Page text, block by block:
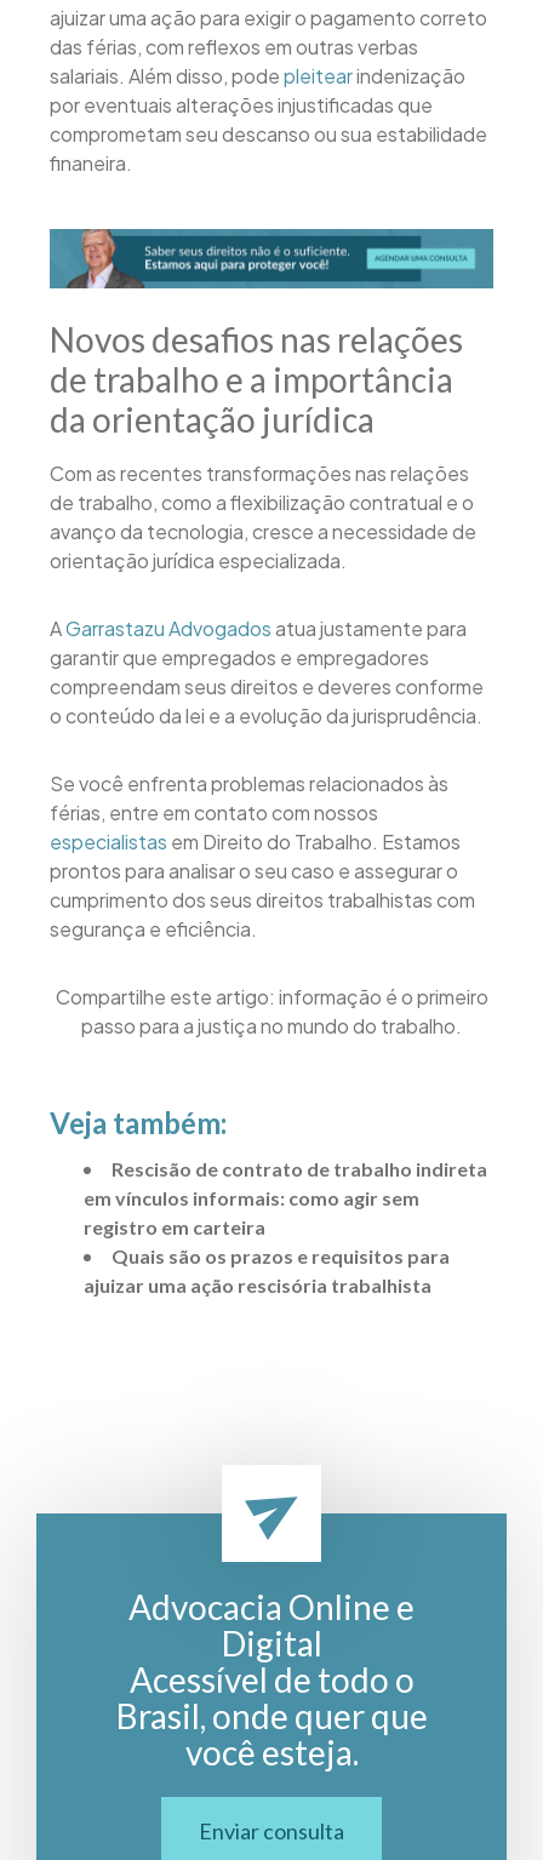
ajuizar uma ação para exigir o pagamento correto
das férias, com reflexos em outras verbas
salariais. Além disso, podepleitearindenização
por eventuais alterações injustificadas que
comprometam seu descanso ou sua estabilidade
finaneira.
Novos desafios nas relações
de trabalho e a importância
da orientação jurídica
Com as recentes transformações nas relações
de trabalho, como a flexibilização contratual e o
avanço da tecnologia, cresce a necessidade de
orientação jurídica especializada.
AGarrastazu Advogadosatua justamente para
garantir que empregados e empregadores
compreendam seus direitos e deveres conforme
o conteúdo da lei e a evolução da jurisprudência.
Se você enfrenta problemas relacionados às
férias, entre em contato com nossos
especialistas em Direito do Trabalho. Estamos
prontos para analisar o seu caso e assegurar o
cumprimento dos seus direitos trabalhistas com
segurança e eficiência.
Compartilhe este artigo: informação é o primeiro
passo para a justiça no mundo do trabalho.
Veja também:
Rescisão de contrato de trabalho indireta
em vínculos informais: como agir sem
registro em carteira
Quais são os prazos e requisitos para
ajuizar uma ação rescisória trabalhista
Advocacia Online e
Digital
Acessível de todo o
Brasil, onde quer que
você esteja.
Enviar consulta